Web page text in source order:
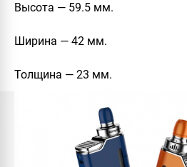
Высота — 59.5 мм.
Ширина — 42 мм.
Толщина — 23 мм.